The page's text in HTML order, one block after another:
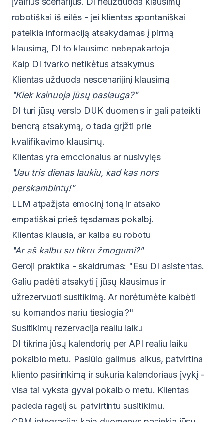
robotiškai iš eilės - jei klientas spontaniškai
pateikia informaciją atsakydamas į pirmą
klausimą, DI to klausimo nebepakartoja.
Kaip DI tvarko netikėtus atsakymus
Klientas užduoda nescenarijinį klausimą
"Kiek kainuoja jūsų paslauga?"
DI turi jūsų verslo DUK duomenis ir gali pateikti
bendrą atsakymą, o tada grįžti prie
kvalifikavimo klausimų.
Klientas yra emocionalus ar nusivylęs
"Jau tris dienas laukiu, kad kas nors
perskambintų!"
LLM atpažįsta emocinį toną ir atsako
empatiškai prieš tęsdamas pokalbį.
Klientas klausia, ar kalba su robotu
"Ar aš kalbu su tikru žmogumi?"
Geroji praktika - skaidrumas: "Esu DI asistentas.
Galiu padėti atsakyti į jūsų klausimus ir
užrezervuoti susitikimą. Ar norėtumėte kalbėti
su komandos nariu tiesiogiai?"
Susitikimų rezervacija realiu laiku
DI tikrina jūsų kalendorių per API realiu laiku
pokalbio metu. Pasiūlo galimus laikus, patvirtina
kliento pasirinkimą ir sukuria kalendoriaus įvykį -
visa tai vyksta gyvai pokalbio metu. Klientas
padeda ragelį su patvirtintu susitikimu.